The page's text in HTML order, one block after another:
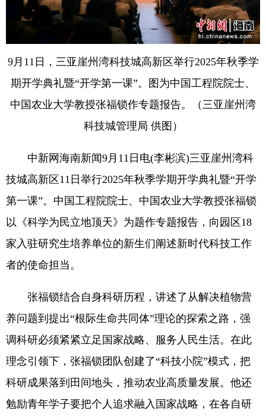
9月11日，三亚崖州湾科技城高新区举行2025年秋季学
期开学典礼暨“开学第一课”。图为中国工程院院士、
中国农业大学教授张福锁作专题报告。（三亚崖州湾
科技城管理局 供图）
中新网海南新闻9月11日电(李彬滨)三亚崖州湾科
技城高新区11日举行2025年秋季学期开学典礼暨“开学
第一课”。中国工程院院士、中国农业大学教授张福锁
以《科学为民立地顶天》为题作专题报告，向园区18
家入驻研究生培养单位的新生们阐述新时代科技工作
者的使命担当。
张福锁结合自身科研历程，讲述了从解决植物营
养问题到提出“根际生命共同体”理论的探索之路，强
调科研必须紧紧立足国家战略、服务人民生活。在此
理念引领下，张福锁团队创建了“科技小院”模式，把
科研成果落到田间地头，推动农业高质量发展。他还
勉励青年学子要把个人追求融入国家战略，在各自研